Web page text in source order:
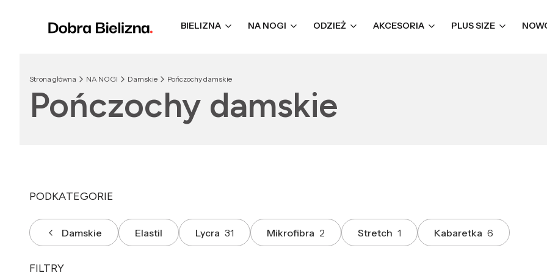
BIELIZNA NA NOGI ODZIEŻ AKCESORIA PLUS SIZE
Strona główna NA NOGI Damskie Pończochy damskie
Pończochy damskie
PODKATEGORIE
Damskie Elastil Lycra 31 Mikrofibra 2 Stretch 1 Kabaretka 6
FILTRY